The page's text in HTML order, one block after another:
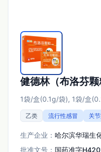
健德林（布洛芬颗
1袋/盒(0.1g/袋), 1袋/盒
乙类 流行性感冒 关
生产企业： 哈尔滨华瑞生
批准文号： 国药准字